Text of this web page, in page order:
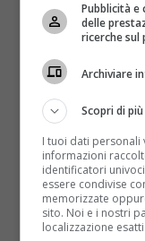
Sushi con riso
Daily: più
proteine
Redazione 27
Sfiziosa, leggera
giapponese ha
posto...
Read More
Pubblicità
delle
ricerche sul
Archiviare
Scopri di più
I tuoi dati personali
informazioni
identificatori
essere condivise
memorizzate
sito. Noi e i nostri
localizzazione esatti.